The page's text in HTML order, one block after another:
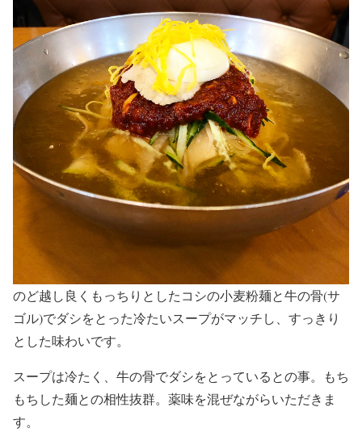
のど越し良くもっちりとしたコシの小麦粉麺と牛の骨(サ
ゴル)でダシをとった冷たいスープがマッチし、すっきり
とした味わいです。
スープは冷たく、牛の骨でダシをとっているとの事。もち
もちした麺との相性抜群。薬味を混ぜながらいただきま
す。